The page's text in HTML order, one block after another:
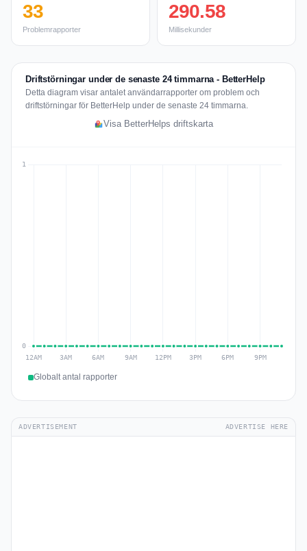
33
Problemrapporter
290.58
Millisekunder
Driftstörningar under de senaste 24 timmarna - BetterHelp
Detta diagram visar antalet användarrapporter om problem och
driftstörningar för BetterHelp under de senaste 24 timmarna.
Visa BetterHelps driftskarta
Globalt antal rapporter
ADVERTISEMENT ADVERTISE HERE